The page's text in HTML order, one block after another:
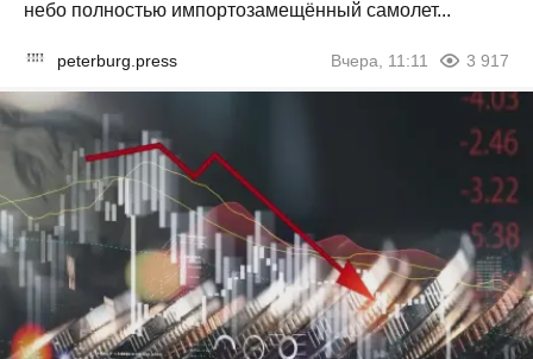
небо полностью импортозамещённый самолет...
peterburg.press Вчера, 11:11 3 917